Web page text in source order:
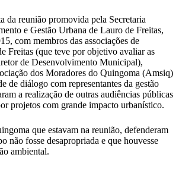
da reunião promovida pela Secretaria
e Gestão Urbana de Lauro de Freitas,
com membros das associações de
Freitas (que teve por objetivo avaliar as
de Desenvolvimento Municipal),
dos Moradores do Quingoma (Amsiq)
de diálogo com representantes da gestão
a realização de outras audiências públicas
projetos com grande impacto urbanístico.
que estavam na reunião, defenderam
não fosse desapropriada e que houvesse
ambiental.